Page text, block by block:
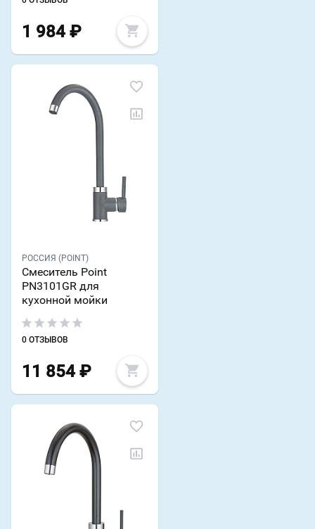
1 984 ₽
РОССИЯ (POINT)
Смеситель Point
PN3101GR для
кухонной мойки
0 ОТЗЫВОВ
11 854 ₽